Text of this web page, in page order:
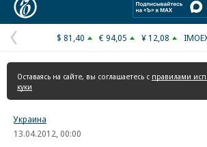
Предыдущая
страница
$ 81,40 € 94,05 ¥ 12,08
Оставаясь на сайте, вы соглашаетесь с правилами
куки
Украина
13.04.2012, 00:00